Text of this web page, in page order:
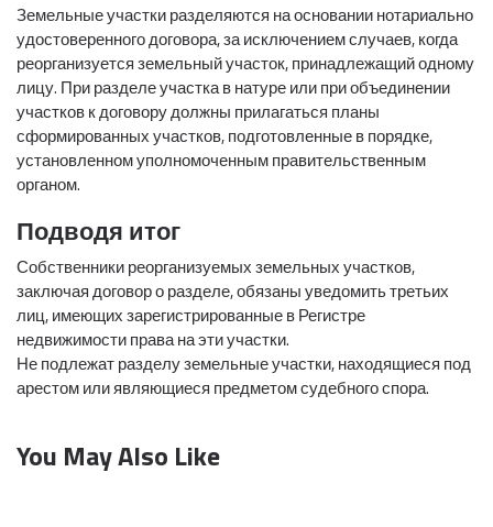
Земельные участки разделяются на основании нотариально
удостоверенного договора, за исключением случаев, когда
реорганизуется земельный участок, принадлежащий одному
лицу. При разделе участка в натуре или при объединении
участков к договору должны прилагаться планы
сформированных участков, подготовленные в порядке,
установленном уполномоченным правительственным
органом.
Подводя итог
Собственники реорганизуемых земельных участков,
заключая договор о разделе, обязаны уведомить третьих
лиц, имеющих зарегистрированные в Регистре
недвижимости права на эти участки.
Не подлежат разделу земельные участки, находящиеся под
арестом или являющиеся предметом судебного спора.
You May Also Like